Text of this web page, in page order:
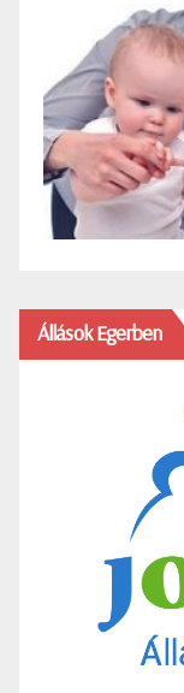
Állások Egerben